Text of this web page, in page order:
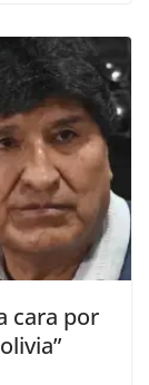
cara por